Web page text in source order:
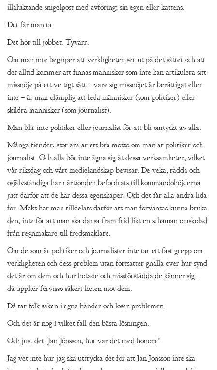
illaluktande snigelpost med avföring; sin egen eller kattens.
Det får man ta.
Det hör till jobbet. Tyvärr.
Om man inte begriper att verkligheten ser ut på det sättet och att
det alltid kommer att finnas människor som inte kan artikulera sitt
missnöje på ett vettigt sätt – vare sig missnöjet är berättigat eller
inte – är man olämplig att leda människor (som politiker) eller
skildra människor (som journalist).
Man blir inte politiker eller journalist för att bli omtyckt av alla.
Många fiender, stor ära är ett bra motto om man är politiker och
journalist. Och alla bör inte ägna sig åt dessa verksamheter, vilket
vår riksdag och vårt medielandskap bevisar. De veka, rädda och
osjälvständiga har i årtionden befordrats till kommandohöjderna
just därför att de har dessa egenskaper. Och det får alla andra lida
för. Makt har man tilldelats därför att man förväntas kunna bruka
den, inte för att man ska dansa fram frid likt en schaman omskolad
från regnmakare till fredsmäklare.
Om de som är politiker och journalister inte tar ett fast grepp om
verkligheten och dess problem utan fortsätter gnälla över hur synd
det är om dem och hur hotade och missförstådda de känner sig …
då upphör förvisso säkert hoten mot dem.
Då tar folk saken i egna händer och löser problemen.
Och det är nog i vilket fall den bästa lösningen.
Och just det. Jan Jönsson, hur var det med honom?
Jag vet inte hur jag ska uttrycka det för att Jan Jönsson inte ska